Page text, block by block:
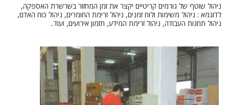
ניהול שוטף של גורמים קריטיים יקצר את זמן המחזור בשרשרת האספקה,
לדוגמא : ניהול משימות ולוח זמנים, ניהול זרימת החומרים, ניהול כוח האדם,
ניהול תחנות העבודה, ניהול זרימת המידע, תזמון אירועים, ועוד..